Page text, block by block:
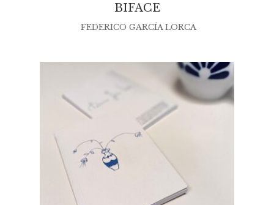
BIFACE
FEDERICO GARCÍA LORCA